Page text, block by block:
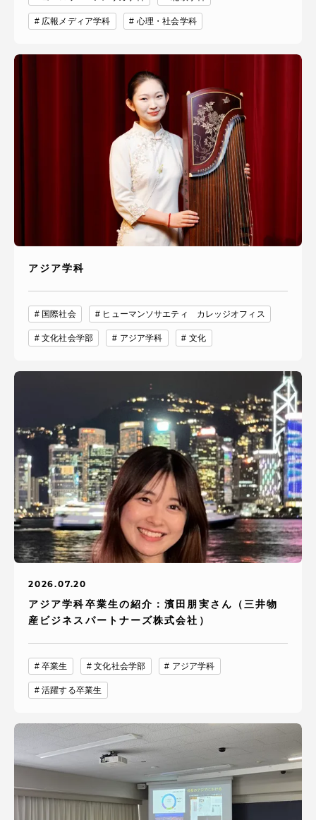
広報メディア学科 心理・社会学科
アジア学科
国際社会 ヒューマンソサエティ カレッジオフィス
文化社会学部 アジア学科 文化
2026.07.20
アジア学科卒業生の紹介：濱田朋実さん（三井物
産ビジネスパートナーズ株式会社）
卒業生 文化社会学部 アジア学科
活躍する卒業生